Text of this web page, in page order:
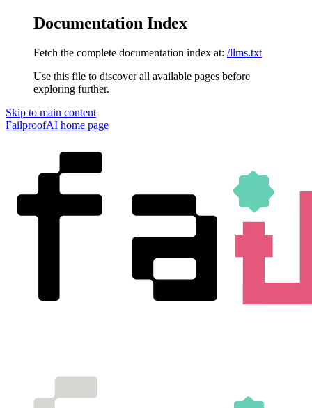
Documentation Index
Fetch the complete documentation index at: /llms.txt
Use this file to discover all available pages before
exploring further.
Skip to main content
FailproofAI home page